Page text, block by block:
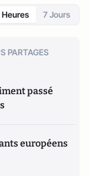
7 Jours
PARTAGES
passé
européens